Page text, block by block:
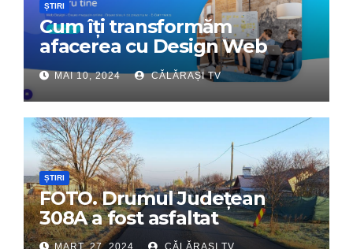
ȘTIRI
Cum îți transformăm
afacerea cu Design Web
Interactiv – Partenerul tău
digital de încredere
MAI 10, 2024 CĂLĂRAȘI TV
ȘTIRI
FOTO. Drumul Județean
308A a fost asfaltat
MART. 27, 2024 CĂLĂRAȘI TV